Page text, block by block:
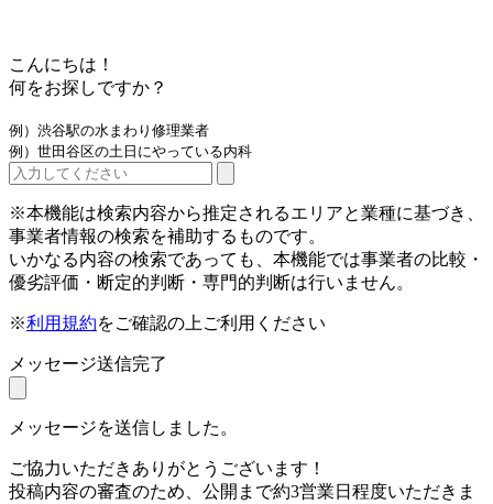
こんにちは！
何をお探しですか？
例）渋谷駅の水まわり修理業者
例）世田谷区の土日にやっている内科
※本機能は検索内容から推定されるエリアと業種に基づき、
事業者情報の検索を補助するものです。
いかなる内容の検索であっても、本機能では事業者の比較・
優劣評価・断定的判断・専門的判断は行いません。
※利用規約をご確認の上ご利用ください
メッセージ送信完了
メッセージを送信しました。
ご協力いただきありがとうございます！
投稿内容の審査のため、公開まで約3営業日程度いただきま